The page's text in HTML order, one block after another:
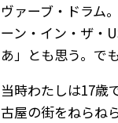
ヴァーブ・ドラム
ーン・イン・ザ・
あ」とも思う。で
当時わたしは17歳
古屋の街をねらね